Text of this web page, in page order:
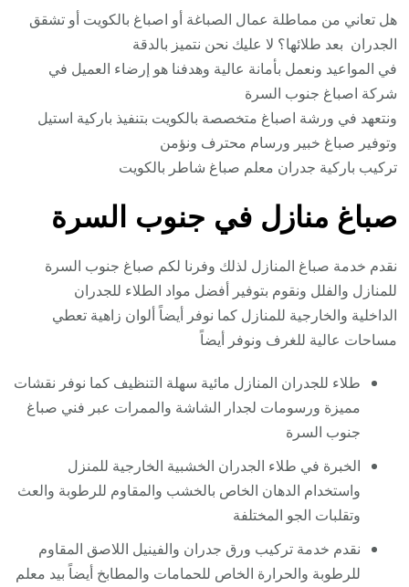
هل تعاني من مماطلة عمال الصباغة أو اصباغ بالكويت أو تشقق
الجدران بعد طلائها؟ لا عليك نحن نتميز بالدقة
في المواعيد ونعمل بأمانة عالية وهدفنا هو إرضاء العميل في
شركة اصباغ جنوب السرة
ونتعهد في ورشة اصباغ متخصصة بالكويت بتنفيذ باركية استيل
وتوفير صباغ خبير ورسام محترف ونؤمن
تركيب باركية جدران معلم صباغ شاطر بالكويت
صباغ منازل في جنوب السرة
نقدم خدمة صباغ المنازل لذلك وفرنا لكم صباغ جنوب السرة
للمنازل والفلل ونقوم بتوفير أفضل مواد الطلاء للجدران
الداخلية والخارجية للمنازل كما نوفر أيضاً ألوان زاهية تعطي
مساحات عالية للغرف ونوفر أيضاً
طلاء للجدران المنازل مائية سهلة التنظيف كما نوفر نقشات
مميزة ورسومات لجدار الشاشة والممرات عبر فني صباغ
جنوب السرة
الخبرة في طلاء الجدران الخشبية الخارجية للمنزل
واستخدام الدهان الخاص بالخشب والمقاوم للرطوبة والعث
وتقلبات الجو المختلفة
نقدم خدمة تركيب ورق جدران والفينيل اللاصق المقاوم
للرطوبة والحرارة الخاص للحمامات والمطابخ أيضاً بيد معلم